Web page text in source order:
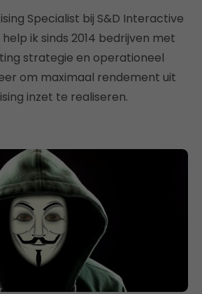
Specialist bij S&D Interactive
ik sinds 2014 bedrijven met
strategie en operationeel
om maximaal rendement uit
inzet te realiseren.